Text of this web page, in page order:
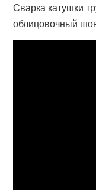
Сварка катушки
облицовочный